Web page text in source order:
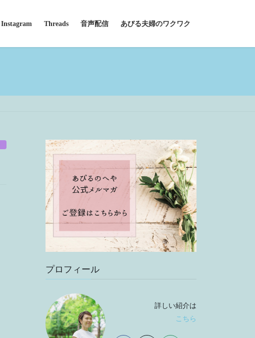
Instagram Threads 音声配信 あびる夫婦のワクワク
プロフィール
詳しい紹介は
こちら